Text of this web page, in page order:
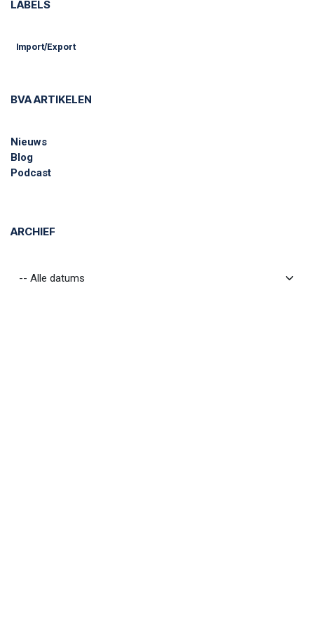
LABELS
Import/Export
BVA ARTIKELEN
Nieuws
Blog
Podcast
ARCHIEF